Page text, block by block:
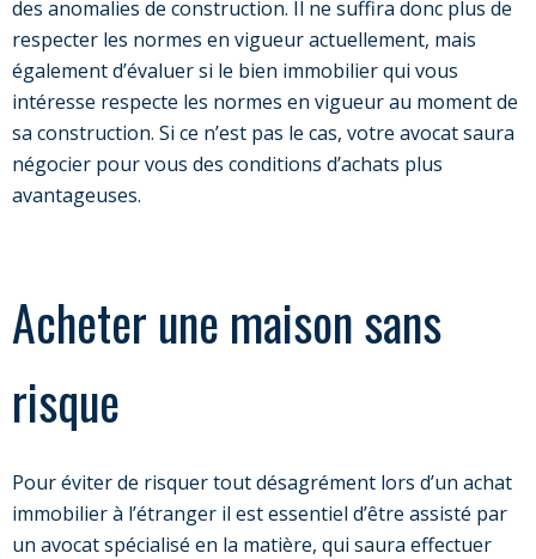
des anomalies de construction. Il ne suffira donc plus de
respecter les normes en vigueur actuellement, mais
également d’évaluer si le bien immobilier qui vous
intéresse respecte les normes en vigueur au moment de
sa construction. Si ce n’est pas le cas, votre avocat saura
négocier pour vous des conditions d’achats plus
avantageuses.
Acheter une maison sans
risque
Pour éviter de risquer tout désagrément lors d’un achat
immobilier à l’étranger il est essentiel d’être assisté par
un avocat spécialisé en la matière, qui saura effectuer